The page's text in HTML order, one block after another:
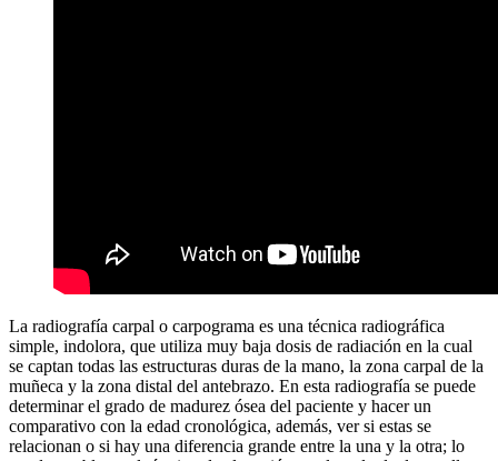
La radiografía carpal o carpograma es una técnica radiográfica
simple, indolora, que utiliza muy baja dosis de radiación en la cual
se captan todas las estructuras duras de la mano, la zona carpal de la
muñeca y la zona distal del antebrazo. En esta radiografía se puede
determinar el grado de madurez ósea del paciente y hacer un
comparativo con la edad cronológica, además, ver si estas se
relacionan o si hay una diferencia grande entre la una y la otra; lo